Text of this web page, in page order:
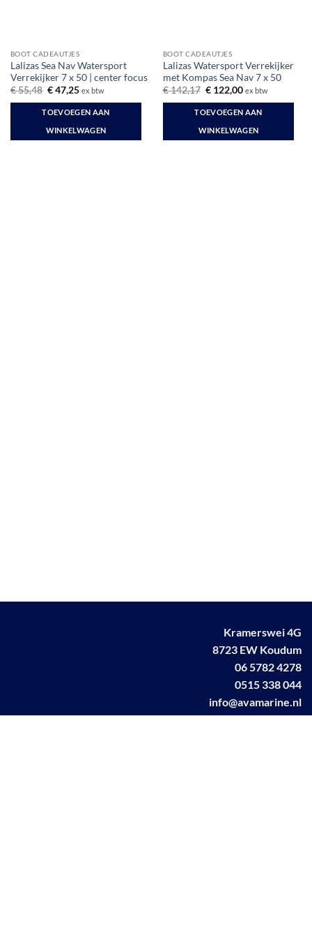
BOOT CADEAUTJES
Lalizas Sea Nav Watersport
Verrekijker 7 x 50 | center focus
€55,48 Oorspronkelijke
was:
€ 55,48.
€47,25Huidige
is:
€ 47,25.
ex btw
TOEVOEGEN AAN
WINKELWAGEN
BOOT CADEAUTJES
Lalizas Watersport Verrekijker
met Kompas Sea Nav 7 x 50
€142,17 Oorspronkelijke
was:
€ 142,17.
€122,00Huidige
is:
€ 122,00.
ex btw
TOEVOEGEN AAN
WINKELWAGEN
Kramerswei 4G
8723 EW Koudum
06 5782 4278
0515 338 044
info@avamarine.nl